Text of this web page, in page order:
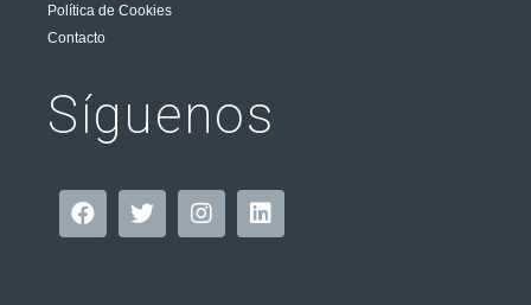
Política de Cookies
Contacto
Síguenos